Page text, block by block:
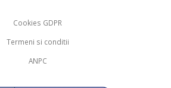
Cookies GDPR
Termeni si conditii
ANPC